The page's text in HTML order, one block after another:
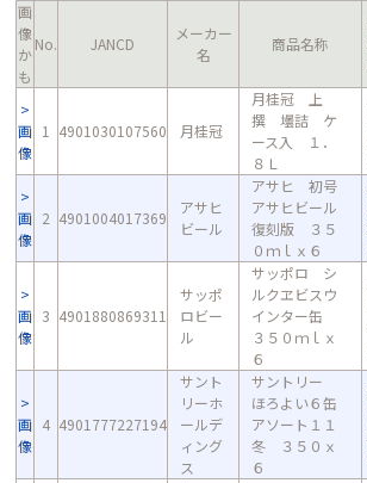
画
像
か
も
No. JANCD
メーカー
名
商品名称
画
像
1 4901030107560 月桂冠
月桂冠 上
撰 壜詰 ケ
ース入 １．
８Ｌ
画
像
2 4901004017369
アサヒ
ビール
アサヒ 初号
アサヒビール
復刻版 ３５
０ｍｌｘ６
画
像
3 4901880869311
サッポ
ロビー
ル
サッポロ シ
ルクヱビスウ
インター缶
３５０ｍｌｘ
６
画
像
4 4901777227194
サント
リーホ
ールデ
ィング
ス
サントリー
ほろよい６缶
アソート１１
冬 ３５０ｘ
６